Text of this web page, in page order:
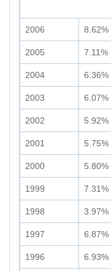
2006 8.62%
2005 7.11%
2004 6.36%
2003 6.07%
2002 5.92%
2001 5.75%
2000 5.80%
1999 7.31%
1998 3.97%
1997 6.87%
1996 6.93%